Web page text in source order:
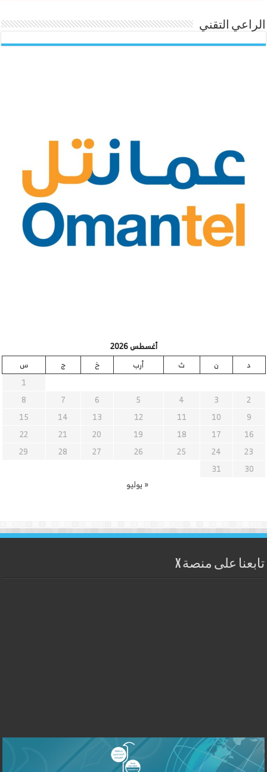
الراعي التقني
أغسطس 2026
د
ن ث أرب خ ج
س
1
2
3
4
5
6
7
8
9
10
11
12
13
14
15
16
17
18
19
20
21
22
23
24
25
26
27
28
29
30
31
« يوليو
تابعنا على منصة X